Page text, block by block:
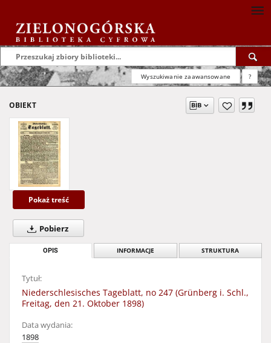
Wyszukiwanie zaawansowane ?
OBIEKT
Pokaż treść
Pobierz
OPIS INFORMACJE STRUKTURA
Tytuł:
Niederschlesisches Tageblatt, no 247 (Grünberg i. Schl.,
Freitag, den 21. Oktober 1898)
Data wydania:
1898